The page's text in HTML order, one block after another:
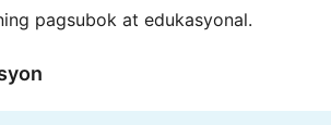
pagsubok at edukasyonal.